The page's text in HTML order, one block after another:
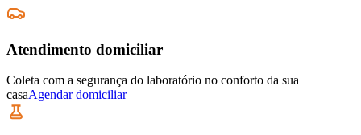
Atendimento domiciliar
Coleta com a segurança do laboratório no conforto da sua
casaAgendar domiciliar